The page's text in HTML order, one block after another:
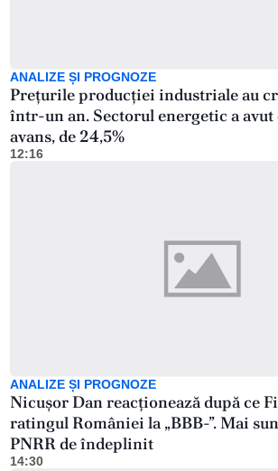
ANALIZE ȘI PROGNOZE
Prețurile producției industriale au
într-un an. Sectorul energetic a avut
avans, de 24,5%
12:16
ANALIZE ȘI PROGNOZE
Nicușor Dan reacționează după ce
ratingul României la „BBB-”. Mai
PNRR de îndeplinit
14:30